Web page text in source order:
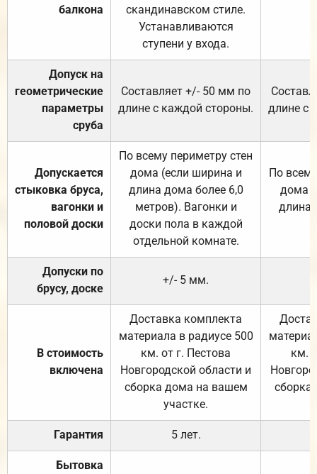
балкона
скандинавском стиле.
Устанавливаются
ступени у входа.
Допуск на
геометрические
параметры
сруба
Составляет +/- 50 мм по
длине с каждой стороны.
длине с
Допускается
стыковка бруса,
вагонки и
половой доски
По всему периметру стен
дома (если ширина и
длина дома более 6,0
метров). Вагонки и
доски пола в каждой
отдельной комнате.
По
дома
длина
Допуски по
брусу, доске
+/- 5 мм.
В стоимость
включена
Доставка комплекта
материала в радиусе 500
км. от г. Пестова
Новгородской области и
сборка дома на вашем
участке.
км.
Гарантия 5 лет.
Бытовка